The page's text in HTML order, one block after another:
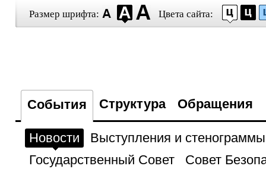
Размер шрифта: Цвета сайта:
События Структура Обращения
Новости
Выступления и стенограммы
Государственный Совет
Совет